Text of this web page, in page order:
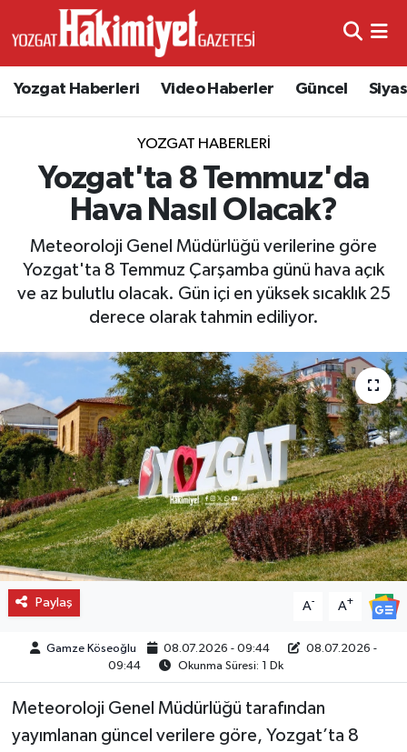
Yozgat Haberleri Video Haberler Güncel
YOZGAT HABERLERI
Yozgat'ta 8 Temmuz'da
Hava Nasıl Olacak?
Meteoroloji Genel Müdürlüğü verilerine göre
Yozgat'ta 8 Temmuz Çarşamba günü hava açık
ve az bulutlu olacak. Gün içi en yüksek sıcaklık 25
derece olarak tahmin ediliyor.
Paylaş A- A+
Gamze Köseoğlu 08.07.2026 - 09:44
08.07.2026 -
09:44
Okunma Süresi: 1 Dk
Meteoroloji Genel Müdürlüğü tarafından
yayımlanan güncel verilere göre, Yozgat’ta 8